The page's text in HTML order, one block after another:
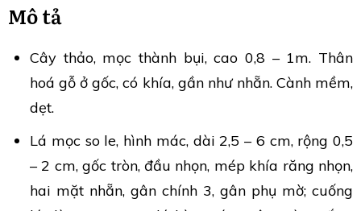
Mô tả
Cây thảo, mọc thành bụi, cao 0,8 – 1m. Thân
hoá gỗ ở gốc, có khía, gần như nhẵn. Cành mềm,
dẹt.
Lá mọc so le, hình mác, dài 2,5 – 6 cm, rộng 0,5
– 2 cm, gốc tròn, đầu nhọn, mép khía răng nhọn,
hai mặt nhẵn, gân chính 3, gân phụ mờ; cuống